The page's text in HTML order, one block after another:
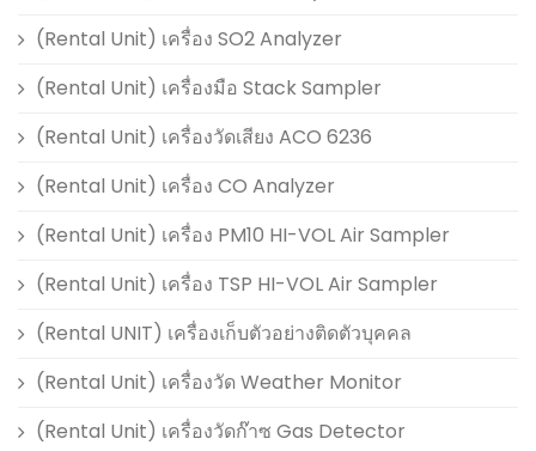
(Rental Unit) เครื่อง SO2 Analyzer
(Rental Unit) เครื่องมือ Stack Sampler
(Rental Unit) เครื่องวัดเสียง ACO 6236
(Rental Unit) เครื่อง CO Analyzer
(Rental Unit) เครื่อง PM10 HI-VOL Air Sampler
(Rental Unit) เครื่อง TSP HI-VOL Air Sampler
(Rental UNIT) เครื่องเก็บตัวอย่างติดตัวบุคคล
(Rental Unit) เครื่องวัด Weather Monitor
(Rental Unit) เครื่องวัดก๊าซ Gas Detector